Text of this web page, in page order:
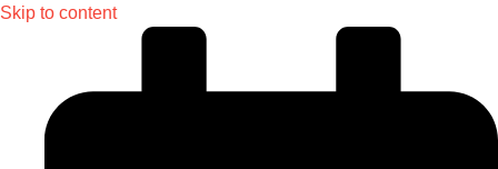
Skip to content